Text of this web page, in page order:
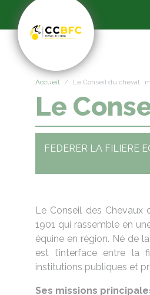
Accueil Le Conseil du cheval :
Le
FEDERER LA FILIERE
Le Conseil des
1901 qui rassemble en
équine en région. Né de
est l’interface entre la
institutions publiques et
Ses missions
Panneau de gestion des cookies